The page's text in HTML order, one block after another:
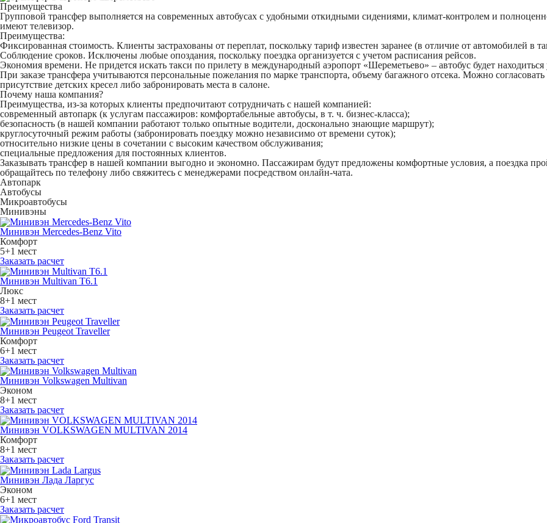
Преимущества
Групповой трансфер выполняется на современных автобусах с удобными откидными сидениями, климат-контролем и
имеют телевизор.
Преимущества:
Фиксированная стоимость. Клиенты застрахованы от переплат, поскольку тариф известен заранее (в отличие от автомобилей в
Соблюдение сроков. Исключены любые опоздания, поскольку поездка организуется с учетом расписания рейсов.
Экономия времени. Не придется искать такси по прилету в международный аэропорт «Шереметьево» – автобус будет
При заказе трансфера учитываются персональные пожелания по марке транспорта, объему багажного отсека. Можно
присутствие детских кресел либо забронировать места в салоне.
Почему наша компания?
Преимущества, из-за которых клиенты предпочитают сотрудничать с нашей компанией:
современный автопарк (к услугам пассажиров: комфортабельные автобусы, в т. ч. бизнес-класса);
безопасность (в нашей компании работают только опытные водители, досконально знающие маршрут);
круглосуточный режим работы (забронировать поездку можно независимо от времени суток);
относительно низкие цены в сочетании с высоким качеством обслуживания;
специальные предложения для постоянных клиентов.
Заказывать трансфер в нашей компании выгодно и экономно. Пассажирам будут предложены комфортные условия, а поездка
обращайтесь по телефону либо свяжитесь с менеджерами посредством онлайн-чата.
Автопарк
Автобусы
Микроавтобусы
Минивэны
Минивэн Mercedes-Benz Vito
Комфорт
5+1 мест
Заказать расчет
Минивэн Multivan Т6.1
Люкс
8+1 мест
Заказать расчет
Минивэн Peugeot Traveller
Комфорт
6+1 мест
Заказать расчет
Минивэн Volkswagen Multivan
Эконом
8+1 мест
Заказать расчет
Минивэн VOLKSWAGEN MULTIVAN 2014
Комфорт
8+1 мест
Заказать расчет
Минивэн Лада Ларгус
Эконом
6+1 мест
Заказать расчет